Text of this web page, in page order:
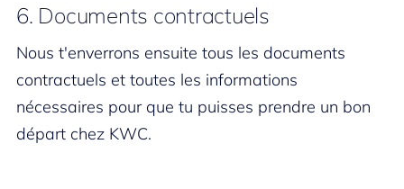
6. Documents contractuels
Nous t'enverrons ensuite tous les documents
contractuels et toutes les informations
nécessaires pour que tu puisses prendre un bon
départ chez KWC.